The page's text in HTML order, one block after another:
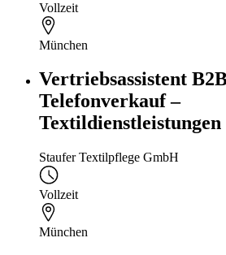
Vollzeit
München
Vertriebsassistent
Telefonverkauf –
Textildienstleistungen
Staufer Textilpflege GmbH
Vollzeit
München